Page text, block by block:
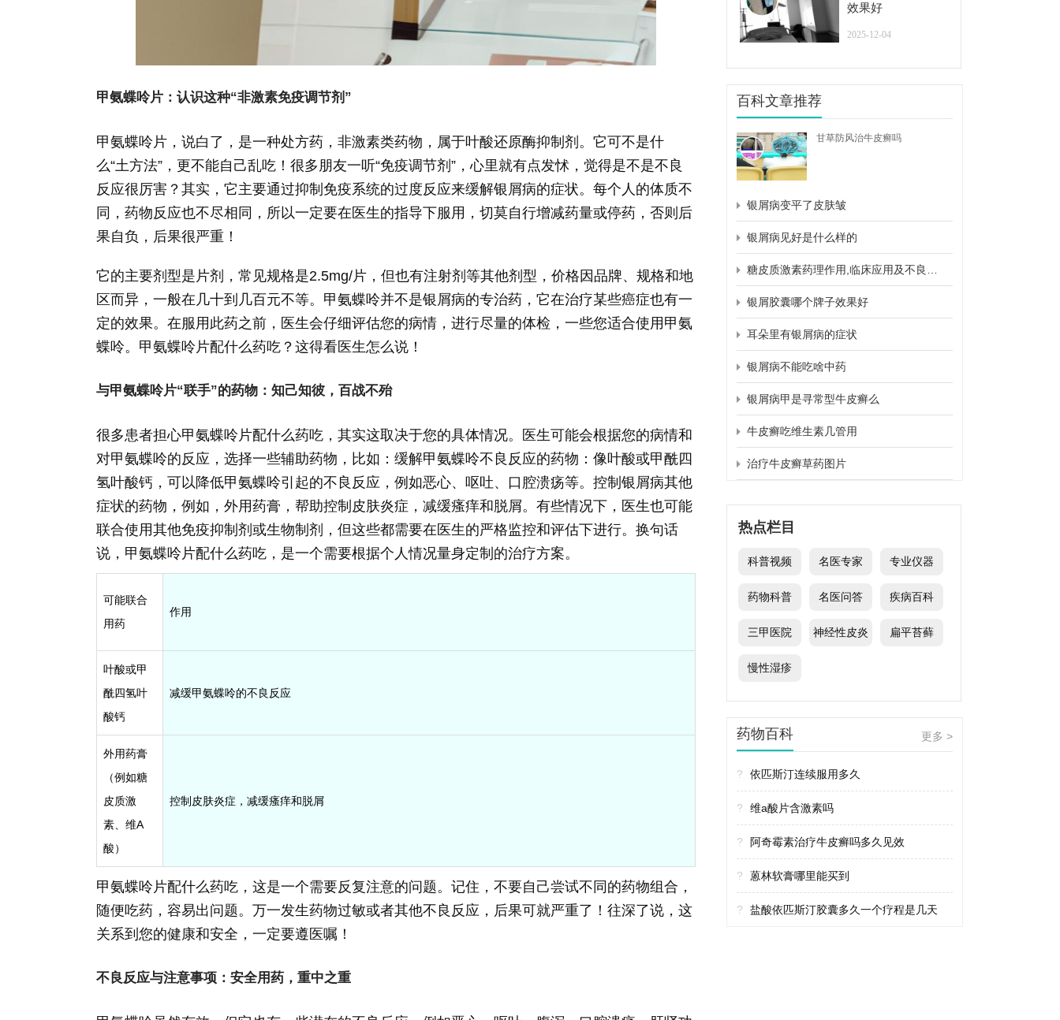
甲氨蝶呤片：认识这种“非激素免疫调节剂”
甲氨蝶呤片，说白了，是一种处方药，非激素类药物，属于叶酸还原酶抑制剂。它可不是什
么“土方法”，更不能自己乱吃！很多朋友一听“免疫调节剂”，心里就有点发怵，觉得是不是不良
反应很厉害？其实，它主要通过抑制免疫系统的过度反应来缓解银屑病的症状。每个人的体质不
同，药物反应也不尽相同，所以一定要在医生的指导下服用，切莫自行增减药量或停药，否则后
果自负，后果很严重！
它的主要剂型是片剂，常见规格是2.5mg/片，但也有注射剂等其他剂型，价格因品牌、规格和地
区而异，一般在几十到几百元不等。甲氨蝶呤并不是银屑病的专治药，它在治疗某些癌症也有一
定的效果。在服用此药之前，医生会仔细评估您的病情，进行尽量的体检，一些您适合使用甲氨
蝶呤。甲氨蝶呤片配什么药吃？这得看医生怎么说！
与甲氨蝶呤片“联手”的药物：知己知彼，百战不殆
很多患者担心甲氨蝶呤片配什么药吃，其实这取决于您的具体情况。医生可能会根据您的病情和
对甲氨蝶呤的反应，选择一些辅助药物，比如：缓解甲氨蝶呤不良反应的药物：像叶酸或甲酰四
氢叶酸钙，可以降低甲氨蝶呤引起的不良反应，例如恶心、呕吐、口腔溃疡等。控制银屑病其他
症状的药物，例如，外用药膏，帮助控制皮肤炎症，减缓瘙痒和脱屑。有些情况下，医生也可能
联合使用其他免疫抑制剂或生物制剂，但这些都需要在医生的严格监控和评估下进行。换句话
说，甲氨蝶呤片配什么药吃，是一个需要根据个人情况量身定制的治疗方案。
可能联合
用药
作用
叶酸或甲
酰四氢叶
酸钙
减缓甲氨蝶呤的不良反应
外用药膏
（例如糖
皮质激
素、维A
酸）
控制皮肤炎症，减缓瘙痒和脱屑
甲氨蝶呤片配什么药吃，这是一个需要反复注意的问题。记住，不要自己尝试不同的药物组合，
随便吃药，容易出问题。万一发生药物过敏或者其他不良反应，后果可就严重了！往深了说，这
关系到您的健康和安全，一定要遵医嘱！
不良反应与注意事项：安全用药，重中之重
效果好
2025-12-04
百科文章推荐
甘草防风治牛皮癣吗
银屑病变平了皮肤皱
银屑病见好是什么样的
银屑胶囊哪个牌子效果好
耳朵里有银屑病的症状
银屑病不能吃啥中药
银屑病甲是寻常型牛皮癣么
牛皮癣吃维生素几管用
治疗牛皮癣草药图片
热点栏目
科普视频 名医专家 专业仪器
药物科普 名医问答 疾病百科
三甲医院 神经性皮炎 扁平苔藓
慢性湿疹
药物百科 更多 >
? 依匹斯汀连续服用多久
? 维a酸片含激素吗
? 阿奇霉素治疗牛皮癣吗多久见效
? 蒽林软膏哪里能买到
? 盐酸依匹斯汀胶囊多久一个疗程是几天